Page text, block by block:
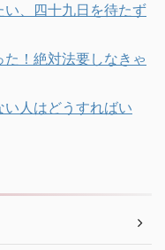
、四十九日を待たず
！絶対法要しなきゃ
い人はどうすればい